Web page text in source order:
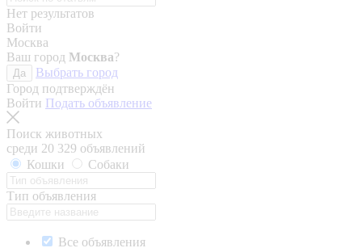
Нет результатов
Войти
Москва
Ваш город Москва?
Да
Выбрать город
Город подтверждён
Войти Подать объявление
Поиск животных
среди 20 329 объявлений
Кошки
Собаки
Тип объявления
Все объявления